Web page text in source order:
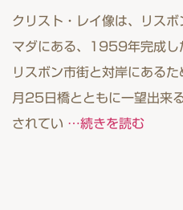
クリスト・レイ像は、リス
マダにある、1959年完成し
リスボン市街と対岸にある
月25日橋とともに一望出来
されてい …続きを読む